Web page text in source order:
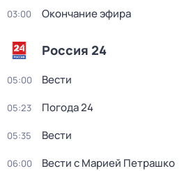
03:00 Окончание эфира
Россия 24
05:00 Вести
05:23 Погода 24
05:35 Вести
06:00 Вести с Марией Петрашко